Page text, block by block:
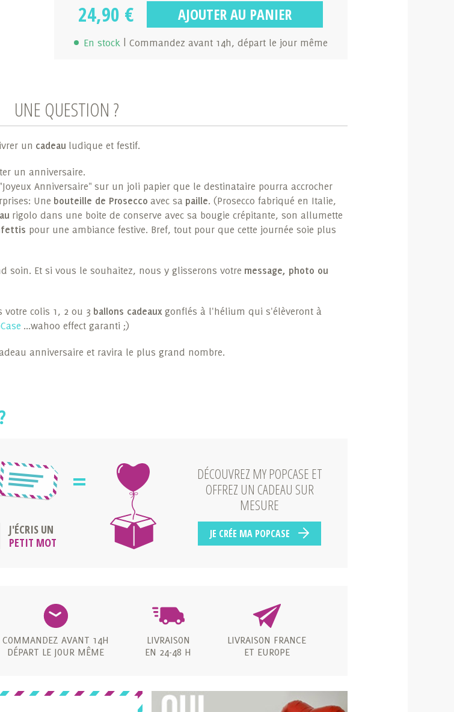
24,90 € AJOUTER AU PANIER
En stock | Commandez avant 14h, départ le jour même
UNE QUESTION ?
un cadeau ludique et festif.
un anniversaire.
Anniversaire" sur un joli papier que le destinataire pourra accrocher
Une bouteille de Prosecco avec sa paille. (Prosecco fabriqué en Italie,
rigolo dans une boite de conserve avec sa bougie crépitante, son allumette
pour une ambiance festive. Bref, tout pour que cette journée soie plus
soin. Et si vous le souhaitez, nous y glisserons votre message, photo ou
votre colis 1, 2 ou 3 ballons cadeaux gonflés à l'hélium qui s'élèveront à
...wahoo effect garanti ;)
anniversaire et ravira le plus grand nombre.
J'ÉCRIS UN
PETIT MOT
DÉCOUVREZ MY POPCASE ET
OFFREZ UN CADEAU SUR
MESURE
JE CRÉE MA POPCASE
COMMANDEZ AVANT 14H
DÉPART LE JOUR MÊME
LIVRAISON
EN 24-48 H
LIVRAISON FRANCE
ET EUROPE